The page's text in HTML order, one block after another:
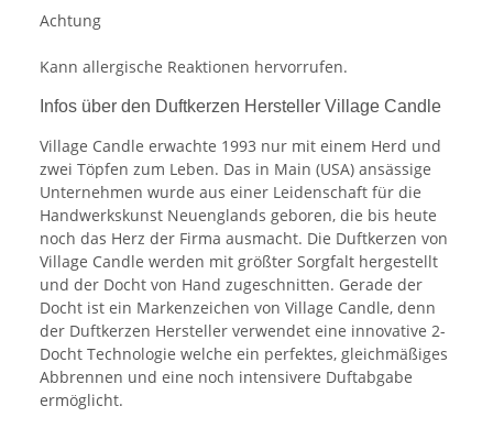
Achtung
Kann allergische Reaktionen hervorrufen.
Infos über den Duftkerzen Hersteller Village Candle
Village Candle erwachte 1993 nur mit einem Herd und
zwei Töpfen zum Leben. Das in Main (USA) ansässige
Unternehmen wurde aus einer Leidenschaft für die
Handwerkskunst Neuenglands geboren, die bis heute
noch das Herz der Firma ausmacht. Die Duftkerzen von
Village Candle werden mit größter Sorgfalt hergestellt
und der Docht von Hand zugeschnitten. Gerade der
Docht ist ein Markenzeichen von Village Candle, denn
der Duftkerzen Hersteller verwendet eine innovative 2-
Docht Technologie welche ein perfektes, gleichmäßiges
Abbrennen und eine noch intensivere Duftabgabe
ermöglicht.